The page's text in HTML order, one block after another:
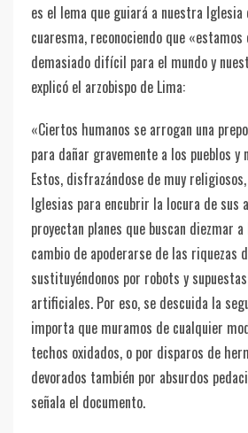
es el lema que guiará a nuestra Iglesia
cuaresma, reconociendo que
demasiado difícil para el mundo y
explicó el arzobispo de Lima:
«Ciertos humanos se arrogan una
para dañar gravemente a los pueblos y
Estos, disfrazándose de muy
Iglesias para encubrir la locura de sus
proyectan planes que buscan diezmar
cambio de apoderarse de las riquezas
sustituyéndonos por robots y
artificiales. Por eso, se descuida la
importa que muramos de cualquier
techos oxidados, o por disparos de
devorados también por absurdos
señala el documento.